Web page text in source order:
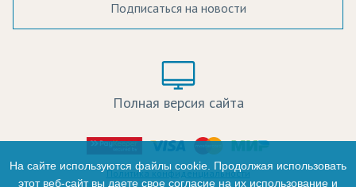
Подписаться на новости
Полная версия сайта
Политика конфиденциальности
-
На сайте используются файлы cookie. Продолжая использовать
этот веб-сайт вы даете свое согласие на их использование и